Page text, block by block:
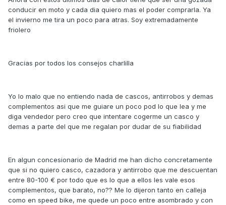
conducir en moto y cada dia quiero mas el poder comprarla. Ya
el invierno me tira un poco para atras. Soy extremadamente
friolero
Gracias por todos los consejos charlilla
Yo lo malo que no entiendo nada de cascos, antirrobos y demas
complementos asi que me guiare un poco pod lo que lea y me
diga vendedor pero creo que intentare cogerme un casco y
demas a parte del que me regalan por dudar de su fiabilidad
En algun concesionario de Madrid me han dicho concretamente
que si no quiero casco, cazadora y antirrobo que me descuentan
entre 80-100 € por todo que es lo que a ellos les vale esos
complementos, que barato, no?? Me lo dijeron tanto en calleja
como en speed bike, me quede un poco entre asombrado y con